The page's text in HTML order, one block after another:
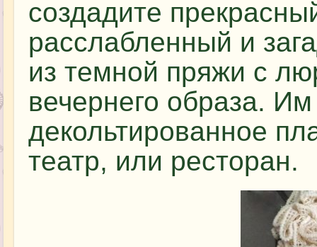
создадите
расслабленный и
из темной пряжи с
вечернего образа.
декольтированное
театр, или ресторан.